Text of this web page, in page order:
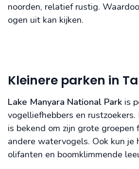
noorden, relatief rustig.
ogen uit kan kijken.
Kleinere parken in
Lake Manyara National Park is
vogelliefhebbers en
is bekend om zijn grote groepen
andere watervogels. Ook kun je
olifanten en boomklimmende